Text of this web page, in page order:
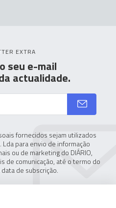
EXTRA
seu e-mail
actualidade.
fornecidos sejam utilizados
para envio de informação
ou de marketing do DIÁRIO,
de comunicação, até o termo do
de subscrição.